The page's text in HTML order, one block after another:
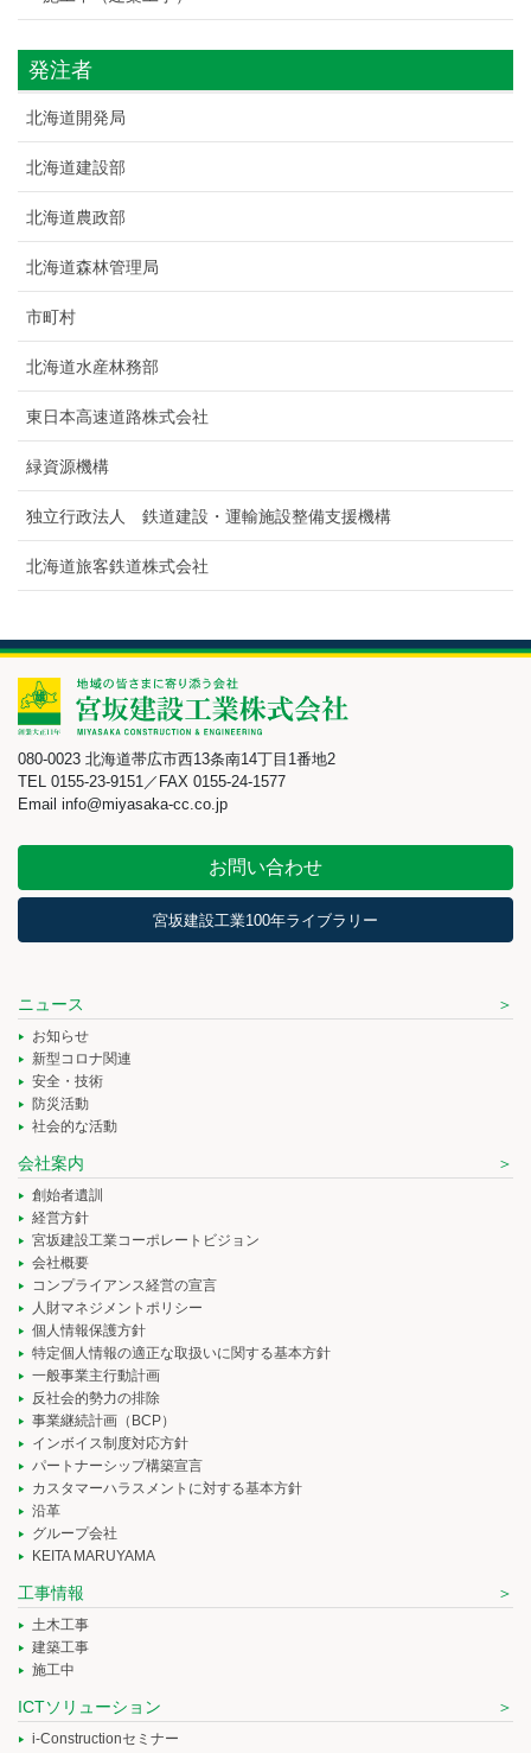
発注者
北海道開発局
北海道建設部
北海道農政部
北海道森林管理局
市町村
北海道水産林務部
東日本高速道路株式会社
緑資源機構
独立行政法人 鉄道建設・運輸施設整備支援機構
北海道旅客鉄道株式会社
080-0023 北海道帯広市西13条南14丁目1番地2
TEL 0155-23-9151／FAX 0155-24-1577
Email info@miyasaka-cc.co.jp
お問い合わせ
宮坂建設工業100年ライブラリー
ニュース
お知らせ
新型コロナ関連
安全・技術
防災活動
社会的な活動
会社案内
創始者遺訓
経営方針
宮坂建設工業コーポレートビジョン
会社概要
コンプライアンス経営の宣言
人財マネジメントポリシー
個人情報保護方針
特定個人情報の適正な取扱いに関する基本方針
一般事業主行動計画
反社会的勢力の排除
事業継続計画（BCP）
インボイス制度対応方針
パートナーシップ構築宣言
カスタマーハラスメントに対する基本方針
沿革
グループ会社
KEITA MARUYAMA
工事情報
土木工事
建築工事
施工中
ICTソリューション
i-Constructionセミナー